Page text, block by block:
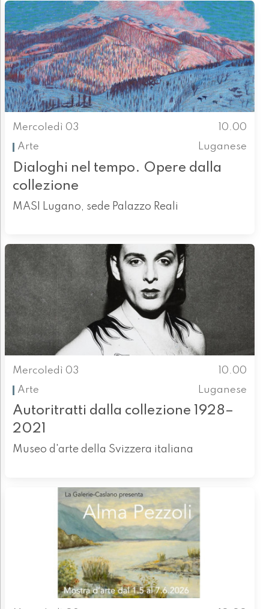
Mercoledì 03
10.00
Arte
Luganese
Dialoghi nel tempo. Opere dalla
collezione
MASI Lugano, sede Palazzo Reali
Mercoledì 03
10.00
Arte
Luganese
Autoritratti dalla collezione 1928–
2021
Museo d'arte della Svizzera italiana